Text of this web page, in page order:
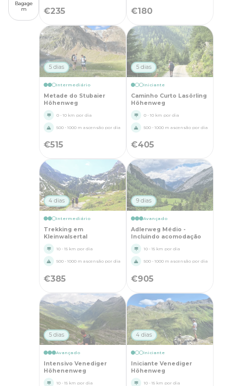
Bagage
m
€235 €180
5 dias
Intermediário
Metade do Stubaier
Höhenweg
0 - 10 km por dia
500 - 1000 m ascensão por dia
€515
5 dias
Iniciante
Caminho Curto Lasörling
Höhenweg
0 - 10 km por dia
500 - 1000 m ascensão por dia
€405
4 dias
Intermediário
Trekking em
Kleinwalsertal
10 - 15 km por dia
500 - 1000 m ascensão por dia
€385
9 dias
Avançado
Adlerweg Médio -
Incluindo acomodação
10 - 15 km por dia
500 - 1000 m ascensão por dia
€905
5 dias
Avançado
Intensivo Venediger
Höhenenweg
10 - 15 km por dia
4 dias
Iniciante
Iniciante Venediger
Höhenweg
10 - 15 km por dia